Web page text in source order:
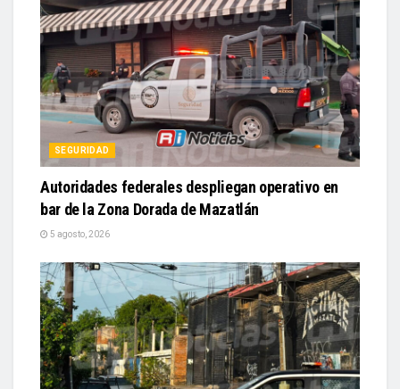
SEGURIDAD
Autoridades federales despliegan operativo en
bar de la Zona Dorada de Mazatlán
5 agosto, 2026